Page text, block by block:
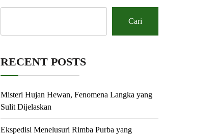
Cari
RECENT POSTS
Misteri Hujan Hewan, Fenomena Langka yang
Sulit Dijelaskan
Ekspedisi Menelusuri Rimba Purba yang